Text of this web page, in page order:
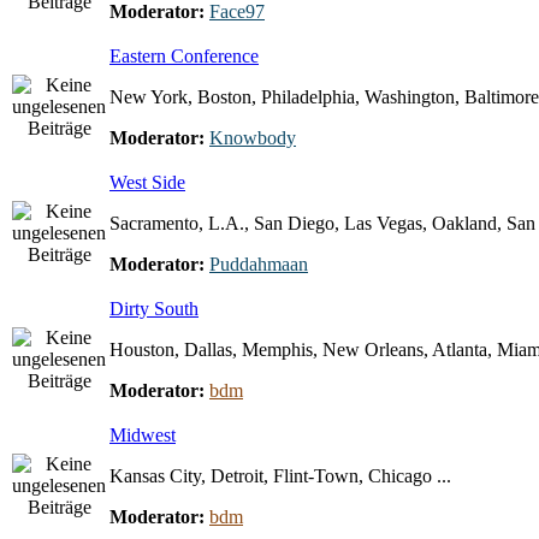
Moderator: Face97
Eastern Conference
New York, Boston, Philadelphia, Washington,
Moderator: Knowbody
West Side
Sacramento, L.A., San Diego, Las Vegas, Oakland,
Moderator: Puddahmaan
Dirty South
Houston, Dallas, Memphis, New Orleans, Atlanta,
Moderator: bdm
Midwest
Kansas City, Detroit, Flint-Town, Chicago ...
Moderator: bdm